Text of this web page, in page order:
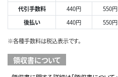
代引手数料
440円 550円
後払い
440円 550円
※各種手数料は税込表示です。
領収書について